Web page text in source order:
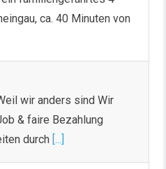
wir anders sind Wir
& faire Bezahlung
durch [...]
in Grafing bei München